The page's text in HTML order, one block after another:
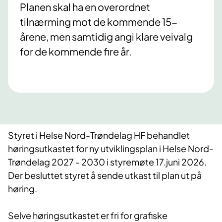
Planen skal ha en overordnet
tilnærming mot de kommende 15-
årene, men samtidig angi klare veivalg
for de kommende fire år.
Styret i Helse Nord-Trøndelag HF behandlet
høringsutkastet for ny utviklingsplan i Helse Nord-
Trøndelag 2027 - 2030 i styremøte 17.juni 2026.
Der besluttet styret å sende utkast til plan ut på
høring.
Selve høringsutkastet er fri for grafiske